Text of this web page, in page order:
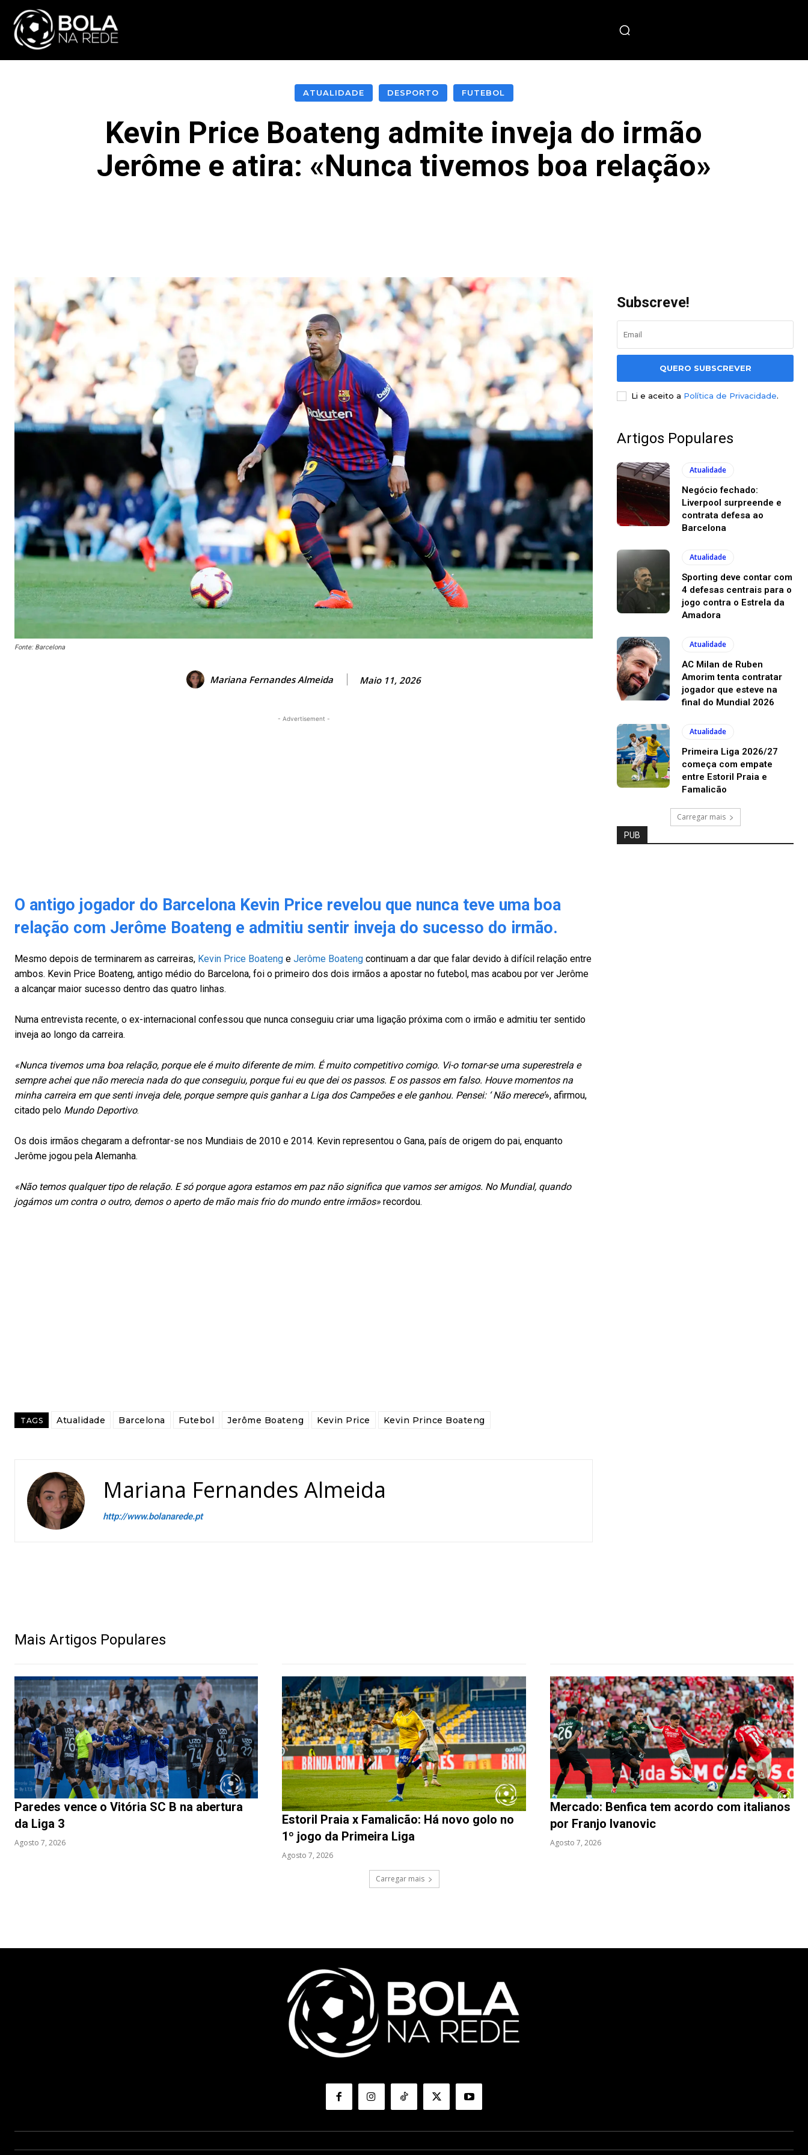
ATUALIDADE DESPORTO FUTEBOL
Kevin Price Boateng admite inveja do irmão
Jerôme e atira: «Nunca tivemos boa relação»
Fonte: Barcelona
Mariana Fernandes Almeida Maio 11, 2026
- Advertisement -
O antigo jogador do Barcelona Kevin Price revelou que nunca teve uma boa
relação com Jerôme Boateng e admitiu sentir inveja do sucesso do irmão.
Mesmo depois de terminarem as carreiras, Kevin Price Boateng e Jerôme Boateng continuam a dar que falar devido à difícil relação entre
ambos. Kevin Price Boateng, antigo médio do Barcelona, foi o primeiro dos dois irmãos a apostar no futebol, mas acabou por ver Jerôme
a alcançar maior sucesso dentro das quatro linhas.
Numa entrevista recente, o ex-internacional confessou que nunca conseguiu criar uma ligação próxima com o irmão e admitiu ter sentido
inveja ao longo da carreira.
«Nunca tivemos uma boa relação, porque ele é muito diferente de mim. É muito competitivo comigo. Vi-o tornar-se uma superestrela e
sempre achei que não merecia nada do que conseguiu, porque fui eu que dei os passos. E os passos em falso. Houve momentos na
minha carreira em que senti inveja dele, porque sempre quis ganhar a Liga dos Campeões e ele ganhou. Pensei: ‘ Não merece’», afirmou,
citado pelo Mundo Deportivo.
Os dois irmãos chegaram a defrontar-se nos Mundiais de 2010 e 2014. Kevin representou o Gana, país de origem do pai, enquanto
Jerôme jogou pela Alemanha.
«Não temos qualquer tipo de relação. E só porque agora estamos em paz não significa que vamos ser amigos. No Mundial, quando
jogámos um contra o outro, demos o aperto de mão mais frio do mundo entre irmãos» recordou.
TAGS Atualidade Barcelona Futebol Jerôme Boateng Kevin Price Kevin Prince Boateng
Mariana Fernandes Almeida
http://www.bolanarede.pt
Subscreve!
QUERO SUBSCREVER
Li e aceito a Política de Privacidade.
Artigos Populares
Atualidade
Negócio fechado:
Liverpool surpreende e
contrata defesa ao
Barcelona
Atualidade
Sporting deve contar com
4 defesas centrais para o
jogo contra o Estrela da
Amadora
Atualidade
AC Milan de Ruben
Amorim tenta contratar
jogador que esteve na
final do Mundial 2026
Atualidade
Primeira Liga 2026/27
começa com empate
entre Estoril Praia e
Famalicão
Carregar mais
PUB
Mais Artigos Populares
Paredes vence o Vitória SC B na abertura
da Liga 3
Agosto 7, 2026
Estoril Praia x Famalicão: Há novo golo no
1º jogo da Primeira Liga
Agosto 7, 2026
Mercado: Benfica tem acordo com italianos
por Franjo Ivanovic
Agosto 7, 2026
Carregar mais